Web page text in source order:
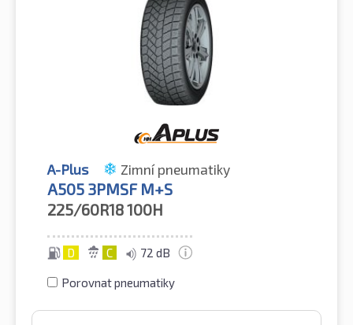
A-Plus Zimní pneumatiky
A505 3PMSF M+S
225/60R18100H
D C 72 dB
Porovnat pneumatiky